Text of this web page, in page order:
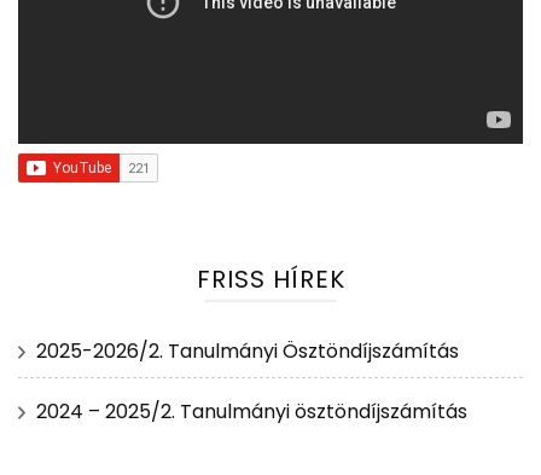
FRISS HÍREK
2025-2026/2. Tanulmányi Ösztöndíjszámítás
2024 – 2025/2. Tanulmányi ösztöndíjszámítás